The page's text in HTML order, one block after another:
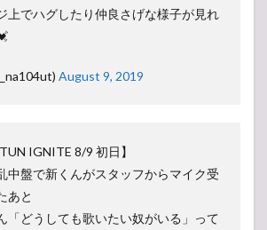
上でハグしたり仲良さげな様子が見れ
August 9, 2019
TUN IGNITE 8/9 初日】
中盤で新くんがスタッフからマイク受
あと
「どうしても歌いたい奴がいる」って